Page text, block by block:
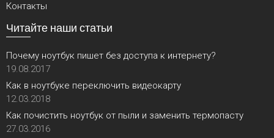
Контакты
Читайте наши статьи
Почему ноутбук пишет без доступа к интернету?
19.08.2017
Как в ноутбуке переключить видеокарту
12.03.2018
Как почистить ноутбук от пыли и заменить термопасту
27.03.2016